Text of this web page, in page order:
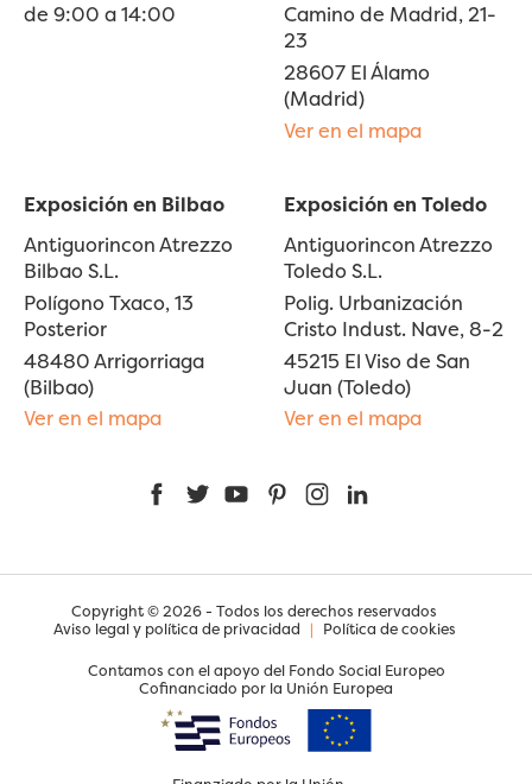
de 9:00 a 14:00
Camino de Madrid, 21-
23
28607 El Álamo
(Madrid)
Ver en el mapa
Exposición en Bilbao
Antiguorincon Atrezzo
Bilbao S.L.
Polígono Txaco, 13
Posterior
48480 Arrigorriaga
(Bilbao)
Ver en el mapa
Exposición en Toledo
Antiguorincon Atrezzo
Toledo S.L.
Polig. Urbanización
Cristo Indust. Nave, 8-2
45215 El Viso de San
Juan (Toledo)
Ver en el mapa
FacebookTwitterYouTubePinterestInstagram
Copyright © 2026 - Todos los derechos reservados
Aviso legal y política de privacidad | Política de cookies
Contamos con el apoyo del Fondo Social Europeo
Cofinanciado por la Unión Europea